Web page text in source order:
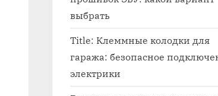
выбрать
Title: Клеммные колодки для
гаража: безопасное
электрики